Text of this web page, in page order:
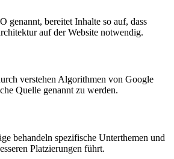
genannt, bereitet Inhalte so auf, dass
auf der Website notwendig.
verstehen Algorithmen von Google
Quelle genannt zu werden.
behandeln spezifische Unterthemen und
Platzierungen führt.